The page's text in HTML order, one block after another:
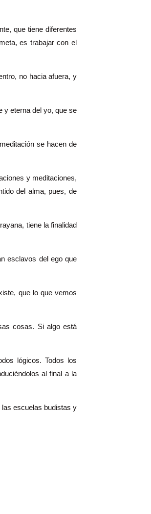
que tiene diferentes
es trabajar con el
no hacia afuera, y
y eterna del yo, que se
se hacen de
y meditaciones,
del alma, pues, de
tiene la finalidad
esclavos del ego que
que lo que vemos
cosas. Si algo está
lógicos. Todos los
al final a la
escuelas budistas y